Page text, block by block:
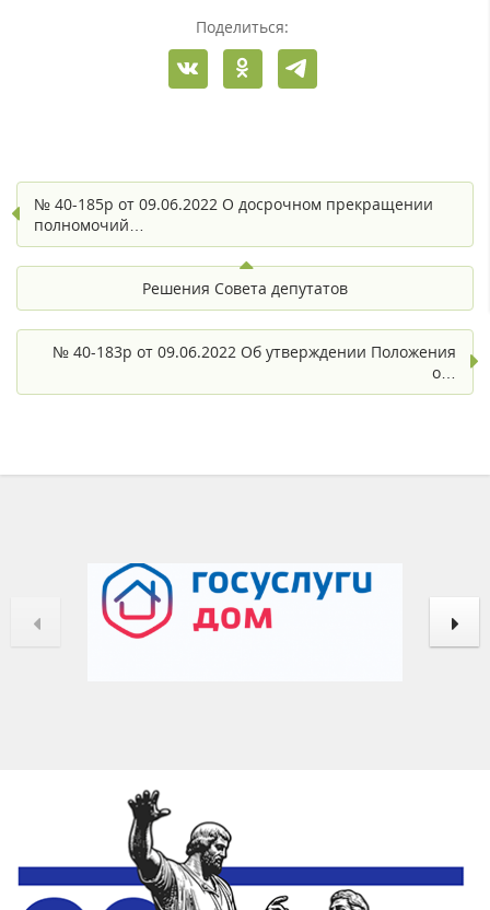
Поделиться:
№ 40-185р от 09.06.2022 О досрочном прекращении
полномочий…
Решения Совета депутатов
№ 40-183р от 09.06.2022 Об утверждении Положения
о…